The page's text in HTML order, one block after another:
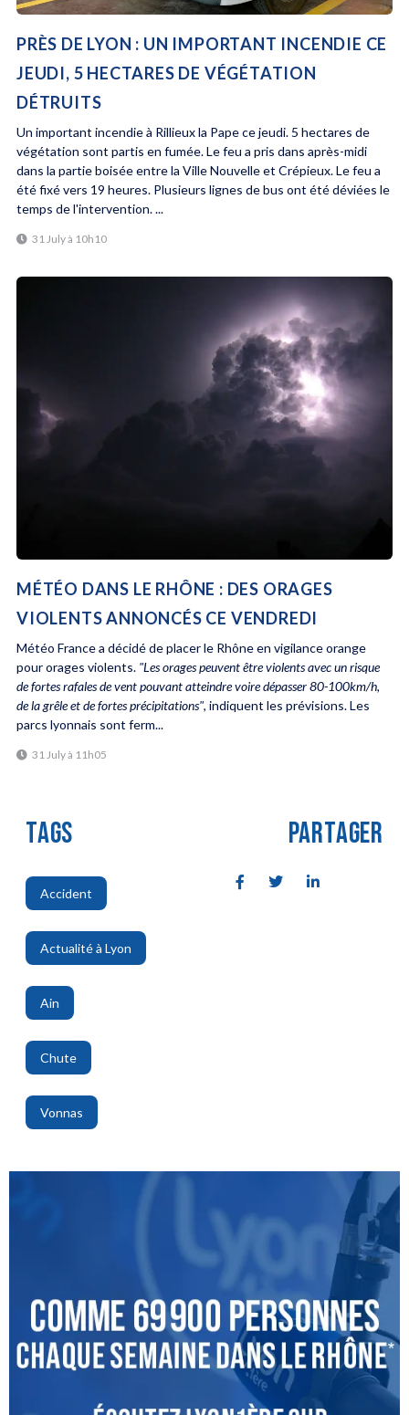
PRÈS DE LYON : UN IMPORTANT INCENDIE CE
JEUDI, 5 HECTARES DE VÉGÉTATION
DÉTRUITS
Un important incendie à Rillieux la Pape ce jeudi. 5 hectares de
végétation sont partis en fumée. Le feu a pris dans après-midi
dans la partie boisée entre la Ville Nouvelle et Crépieux. Le feu a
été fixé vers 19 heures. Plusieurs lignes de bus ont été déviées le
temps de l'intervention. ...
31 July à 10h10
MÉTÉO DANS LE RHÔNE : DES ORAGES
VIOLENTS ANNONCÉS CE VENDREDI
Météo France a décidé de placer le Rhône en vigilance orange
pour orages violents. "Les orages peuvent être violents avec un risque
de fortes rafales de vent pouvant atteindre voire dépasser 80-100km/h,
de la grêle et de fortes précipitations", indiquent les prévisions. Les
parcs lyonnais sont ferm...
31 July à 11h05
TAGS
Accident
,
Actualité à Lyon
,
Ain
,
Chute
,
Vonnas
PARTAGER